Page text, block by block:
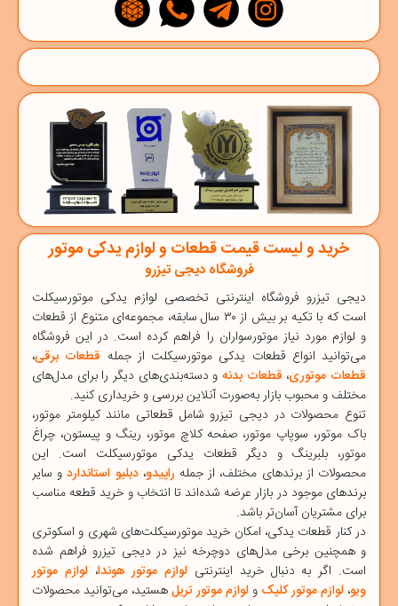
خرید و لیست قیمت قطعات و لوازم یدکی موتور
فروشگاه دیجی تیزرو
دیجی‌ تیزرو فروشگاه اینترنتی تخصصی لوازم یدکی موتورسیکلت
است که با تکیه بر بیش از ۳۰ سال سابقه، مجموعه‌ای متنوع از قطعات
و لوازم مورد نیاز موتورسواران را فراهم کرده است. در این فروشگاه
می‌توانید انواع قطعات یدکی موتورسیکلت از جمله قطعات برقی،
قطعات موتوری، قطعات بدنه و دسته‌بندی‌های دیگر را برای مدل‌های
مختلف و محبوب بازار به‌صورت آنلاین بررسی و خریداری کنید.
تنوع محصولات در دیجی ‌تیزرو شامل قطعاتی مانندکیلومتر موتور،
باک موتور، سوپاپ موتور، صفحه کلاچ موتور، رینگ و پیستون، چراغ
موتور، بلبرینگو دیگر قطعات یدکی موتورسیکلت است. این
محصولات از برندهای مختلف، از جملهراپیدو،دبلیو استانداردو سایر
برندهای موجود در بازار عرضه شده‌اند تا انتخاب و خرید قطعه مناسب
برای مشتریان آسان‌تر باشد.
در کنار قطعات یدکی، امکان خریدموتورسیکلت‌های شهری و اسکوتری
و همچنین برخی مدل‌های دوچرخه نیز در دیجی ‌تیزرو فراهم شده
است. اگر به دنبال خرید اینترنتی لوازم موتور هوندا،لوازم موتور
ویو، لوازم موتور کلیک و لوازم موتور تریلهستید، می‌توانید محصولات